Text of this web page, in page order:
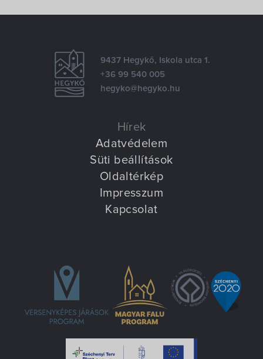
9437 Hegykő, Iskola utca 1.
+36 99 540 005
hegyko@hegyko.hu
Hírek
Adatvédelem
Süti beállítások
Oldaltérkép
Impresszum
Kapcsolat